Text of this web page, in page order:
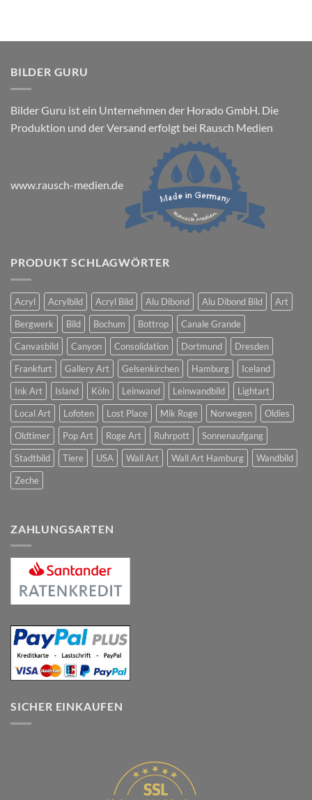
BILDER GURU
Bilder Guru ist ein Unternehmen der Horado GmbH. Die
Produktion und der Versand erfolgt bei Rausch Medien
www.rausch-medien.de
PRODUKT SCHLAGWÖRTER
Acryl Acrylbild Acryl Bild Alu Dibond Alu Dibond Bild
Art
Bergwerk
Bild Bochum Bottrop
Canale Grande
Canvasbild
Canyon Consolidation Dortmund
Dresden
Frankfurt
Gallery Art Gelsenkirchen Hamburg
Iceland
Ink Art
Island Köln Leinwand Leinwandbild
Lightart
Local Art
Lofoten Lost Place Mik Roge Norwegen
Oldies
Oldtimer
Pop Art Roge Art Ruhrpott
Sonnenaufgang
Stadtbild
Tiere USA Wall Art Wall Art Hamburg
Wandbild
Zeche
ZAHLUNGSARTEN
SICHER EINKAUFEN